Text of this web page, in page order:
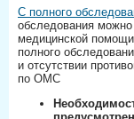
С полного
обследования можно
медицинской
полного
и отсутствии
по ОМС⠀⠀